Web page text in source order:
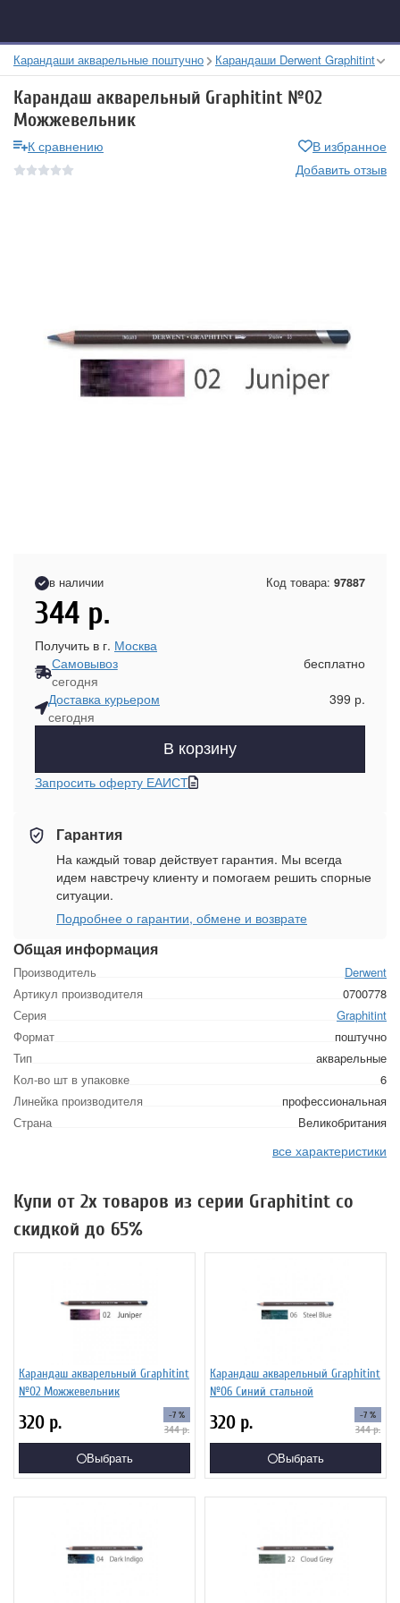
Карандаши акварельные поштучно Карандаши Derwent Graphitint
Карандаш акварельный Graphitint №02
Можжевельник
К сравнению
В избранное
Добавить отзыв
Общая информация
Производитель
Derwent
Артикул производителя
0700778
Серия
Graphitint
Формат
поштучно
Тип
акварельные
Кол-во шт в упаковке
6
Линейка производителя
профессиональная
Страна
Великобритания
все характеристики
в наличии Код товара: 97887
344 р.
Получить в г. Москва
Самовывоз
сегодня
бесплатно
Доставка курьером
сегодня
399 р.
В корзину
Запросить оферту ЕАИСТ
Гарантия
На каждый товар действует гарантия. Мы всегда
идем навстречу клиенту и помогаем решить спорные
ситуации.
Подробнее о гарантии, обмене и возврате
Купи от 2х товаров из серии Graphitint со
скидкой до 65%
Карандаш акварельный Graphitint
№02 Можжевельник
320 р. -7 %
344р.
Выбрать
Карандаш акварельный Graphitint
№06 Синий стальной
320 р. -7 %
344р.
Выбрать